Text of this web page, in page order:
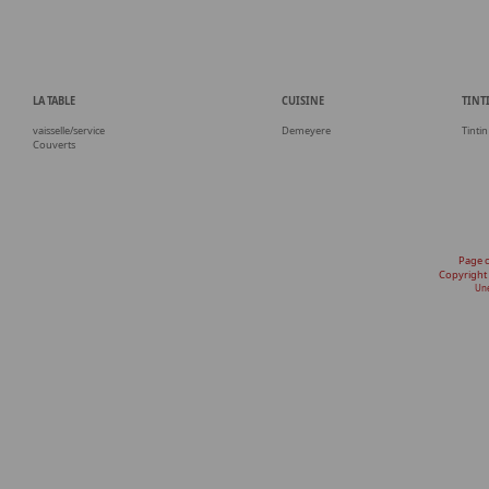
LA TABLE
vaisselle/service
Couverts
CUISINE
Demeyere Tintin
Page
Copyright